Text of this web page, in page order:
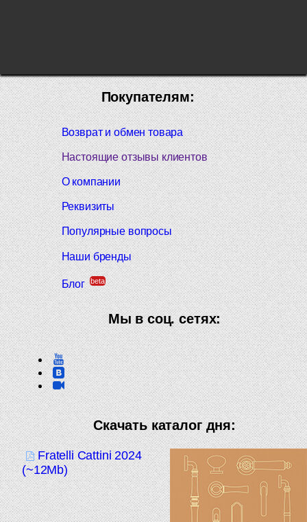
Покупателям:
Возврат и обмен товара
Настоящие отзывы клиентов
О компании
Реквизиты
Популярные вопросы
Наши бренды
Блог beta
Мы в соц. сетях:
Скачать каталог дня:
Fratelli Cattini 2024
(~12Mb)